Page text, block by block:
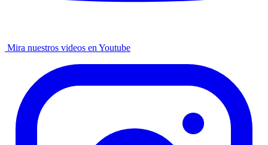
Mira nuestros videos en Youtube